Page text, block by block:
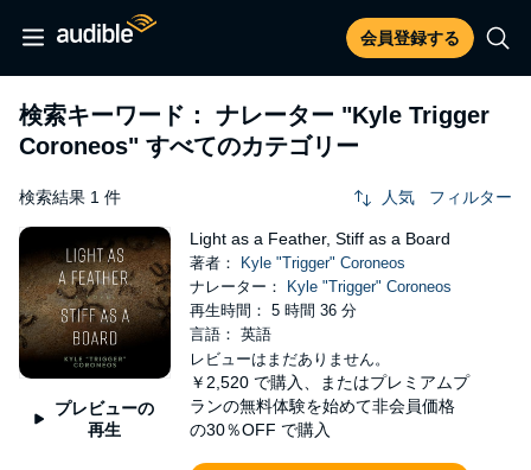
会員登録する
検索キーワード： ナレーター "Kyle Trigger
Coroneos" すべてのカテゴリー
検索結果 1 件 人気 フィルター
プレビューの
再生
Light as a Feather, Stiff as a Board
著者：
Kyle "Trigger" Coroneos
ナレーター：
Kyle "Trigger" Coroneos
再生時間： 5 時間 36 分
言語： 英語
レビューはまだありません。
￥2,520 で購入、またはプレミアムプ
ランの無料体験を始めて非会員価格
の30％OFF で購入